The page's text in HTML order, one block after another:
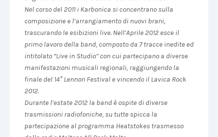
Nel corso del 2011 i Karbonica si concentrano sulla
composizione e l’arrangiamento di nuovi brani,
trascurando le esibizioni live. Nell’Aprile 2012 esce il
primo lavoro della band, composto da 7 tracce inedite ed
intitolato “Live in Studio” con cui partecipano a diverse
manifestazioni musicali regionali, raggiungendo la
finale del 14° Lennon Festival e vincendo il Lavica Rock
2012.
Durante l’estate 2012 la band è ospite di diverse
trasmissioni radiofoniche, su tutte spicca la
partecipazione al programma Heatstokes trasmesso